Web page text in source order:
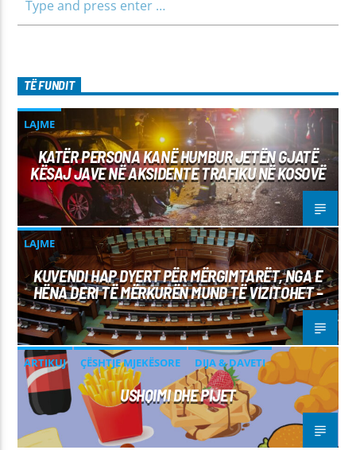
TË FUNDIT
LAJME
KATËR PERSONA KANË HUMBUR JETËN GJATË
KËSAJ JAVE NË AKSIDENTE TRAFIKU NË KOSOVË
LAJME
KUVENDI HAP DYERT PËR MËRGIMTARËT, NGA E
HËNA DERI TË MËRKURËN MUND TË VIZITOHET –
ARTIKUJ ÇËSHTJE MJEKËSORE DIJA & DAVETI
USHQIMI DHE PIJET